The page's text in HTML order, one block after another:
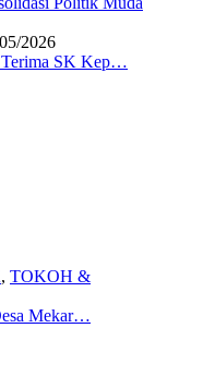
2026
Terima SK Kep…
, TOKOH &
Mekar…